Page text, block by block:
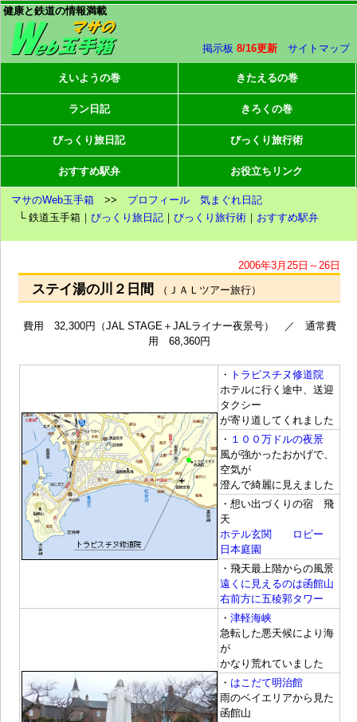
健康と鉄道の情報満載
掲示板 8/16更新 サイトマップ
えいようの巻 きたえるの巻
ラン日記 きろくの巻
びっくり旅日記 びっくり旅行術
おすすめ駅弁 お役立ちリンク
マサのWeb玉手箱 >> プロフィール
気まぐれ日記
└ 鉄道玉手箱｜びっくり旅日記 ｜びっくり旅行術 ｜ おすすめ駅弁
2006年3月25日～26日
ステイ湯の川２日間 （ＪＡＬツアー旅行）
費用 32,300円（JAL STAGE＋JALライナー夜景号） ／ 通常費
用 68,360円
・ トラピスチヌ修道院
ホテルに行く途中、送迎
タクシー
が寄り道してくれました
・ １００万ドルの夜景
風が強かったおかげで、
空気が
澄んで綺麗に見えました
・想い出づくりの宿 飛
天
ホテル玄関
ロビー
日本庭園
・飛天最上階からの風景
遠くに見えるのは函館山
右前方に五稜郭タワー
・ 津軽海峡
急転した悪天候により海
が
かなり荒れていました
・ はこだて明治館
雨のベイエリアから見た
函館山